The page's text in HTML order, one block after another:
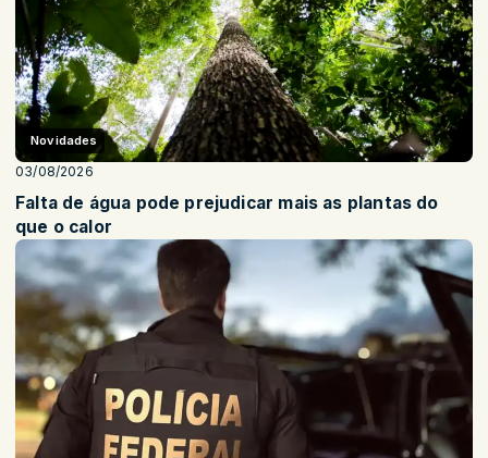
Novidades
03/08/2026
Falta de água pode prejudicar mais as plantas do
que o calor